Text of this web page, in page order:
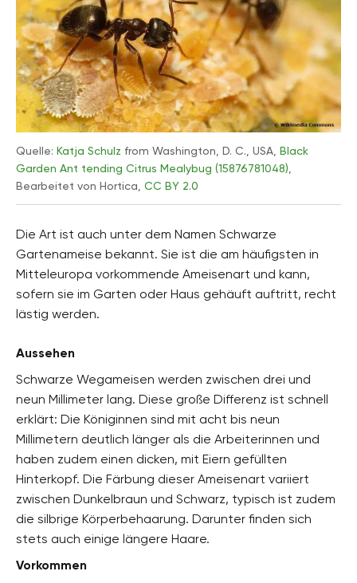
Quelle: Katja Schulz from Washington, D. C., USA, Black
Garden Ant tending Citrus Mealybug (15876781048),
Bearbeitet von Hortica, CC BY 2.0
Die Art ist auch unter dem Namen Schwarze
Gartenameise bekannt. Sie ist die am häufigsten in
Mitteleuropa vorkommende Ameisenart und kann,
sofern sie im Garten oder Haus gehäuft auftritt, recht
lästig werden.
Aussehen
Schwarze Wegameisen werden zwischen drei und
neun Millimeter lang. Diese große Differenz ist schnell
erklärt: Die Königinnen sind mit acht bis neun
Millimetern deutlich länger als die Arbeiterinnen und
haben zudem einen dicken, mit Eiern gefüllten
Hinterkopf. Die Färbung dieser Ameisenart variiert
zwischen Dunkelbraun und Schwarz, typisch ist zudem
die silbrige Körperbehaarung. Darunter finden sich
stets auch einige längere Haare.
Vorkommen